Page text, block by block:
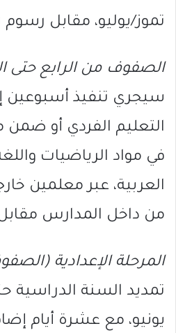
تموز/يوليو، مقابل رسوم
الصفوف من الرابع
سيجري تنفيذ أسبوعين
التعليم الفردي أو
في مواد الرياضيات
العربية، عبر معلمين
من داخل المدارس
المرحلة الإعدادية (الصفوف
يونيو، مع عشرة أيام